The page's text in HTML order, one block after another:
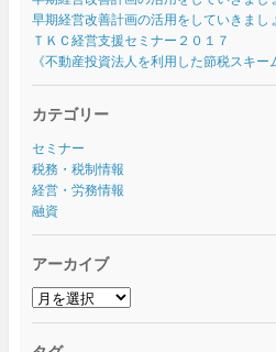
早期経営改善計画の活用をしていきまし
ＴＫＣ経営支援セミナー２０１７
《不動産投資法人を利用した節税スキー
カテゴリー
セミナー
税務・税制情報
経営・労務情報
融資
アーカイブ
ア